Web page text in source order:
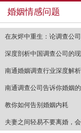
婚姻情感问题
在灰烬中重生：论调查公
深度剖析中国调查公司的
南通婚姻调查行业深度解
南通调查公司告诉你婚姻
教你如何告别婚姻内耗
夫妻之间轻易不要离婚，